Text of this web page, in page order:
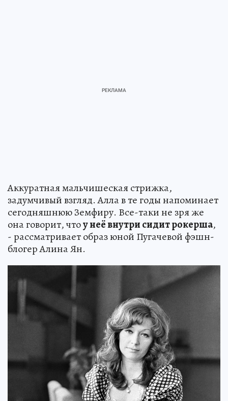
Аккуратная мальчишеская стрижка,
задумчивый взгляд. Алла в те годы напоминает
сегодняшнюю Земфиру. Все-таки не зря же
она говорит, чтоу неё внутри сидит рокерша,
- рассматривает образ юной Пугачевой фэшн-
блогер Алина Ян.